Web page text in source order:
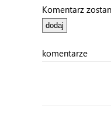
Komentarz
komentarze